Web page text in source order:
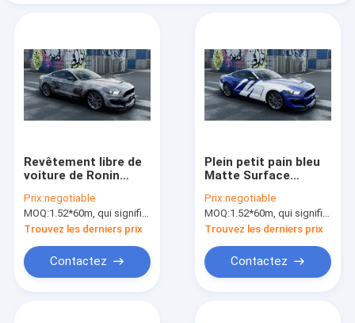
Revêtement libre de
voiture de Ronin
d'enveloppe de bulle
faite sur commande
de vinyle
Prix:negotiable
MOQ:1.52*60m, qui signifie 3 rouleaux de 1.52*20m
Trouvez les derniers prix
Contactez
Plein petit pain bleu
Matte Surface
d'enveloppe de
voiture du loup 1.52m
Prix:negotiable
MOQ:1.52*60m, qui signifie 3 rouleaux de 1.52*20m
Trouvez les derniers prix
Contactez